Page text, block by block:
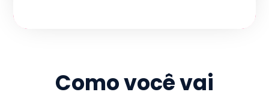
Como você vai